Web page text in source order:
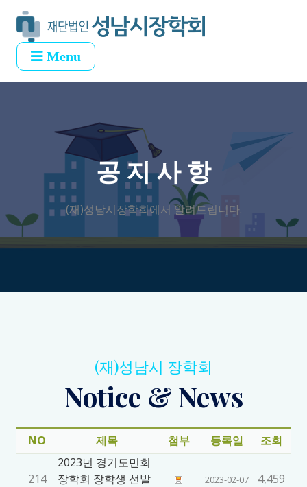
Menu
공 지 사 항
(재)성남시장학회에서 알려드립니다.
(재)성남시 장학회
Notice & News
NO 제목 첨부 등록일 조회
214
2023년 경기도민회
장학회 장학생 선발
2023-02-07 4,459